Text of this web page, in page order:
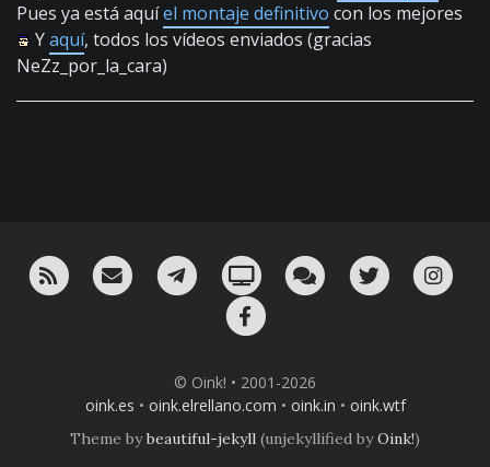
Pues ya está aquíel montaje definitivo con los mejores
Yaquí, todos los vídeos enviados (gracias
NeZz_por_la_cara)
RSS ¡Mándame un email!¡Nuestro canal en Telegram!
Oink! TV Charla con nosotros
Twitter
© Oink! • 2001-2026
oink.es • oink.elrellano.com • oink.in • oink.wtf
Theme bybeautiful-jekyll (unjekyllified byOink!)